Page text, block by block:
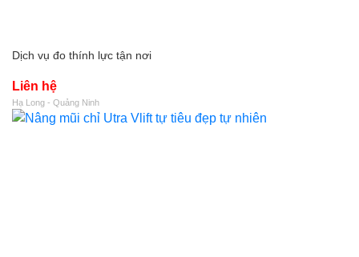
Dịch vụ đo thính lực tận nơi
Liên hệ
Hạ Long - Quảng Ninh